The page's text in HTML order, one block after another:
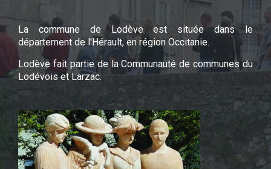
La commune de Lodève est située dans le
département de l'Hérault, en région Occitanie.
Lodève fait partie de la Communauté de communes du
Lodévois et Larzac.